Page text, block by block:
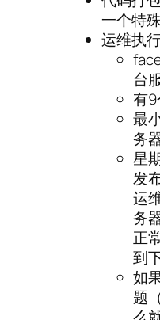
一个特
运维执
台
有9
最
务器
星
发
运
务
正
到
如
题